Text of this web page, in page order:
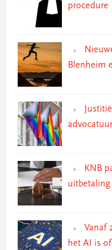
procedure
Blenheim
KNB
uitbetaling
Vanaf
het AI is